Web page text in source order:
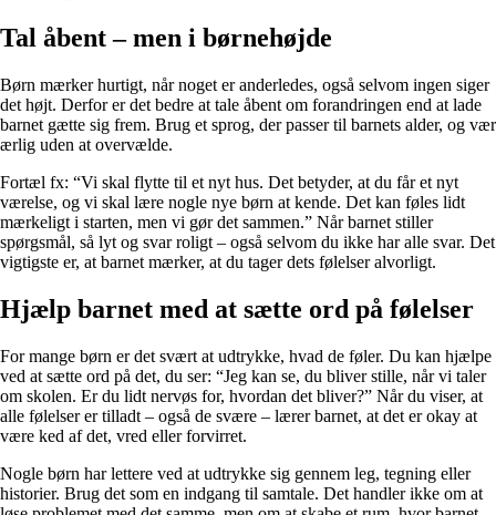
Tal åbent – men i børnehøjde
Børn mærker hurtigt, når noget er anderledes, også selvom ingen siger
det højt. Derfor er det bedre at tale åbent om forandringen end at lade
barnet gætte sig frem. Brug et sprog, der passer til barnets alder, og vær
ærlig uden at overvælde.
Fortæl fx: “Vi skal flytte til et nyt hus. Det betyder, at du får et nyt
værelse, og vi skal lære nogle nye børn at kende. Det kan føles lidt
mærkeligt i starten, men vi gør det sammen.” Når barnet stiller
spørgsmål, så lyt og svar roligt – også selvom du ikke har alle svar. Det
vigtigste er, at barnet mærker, at du tager dets følelser alvorligt.
Hjælp barnet med at sætte ord på følelser
For mange børn er det svært at udtrykke, hvad de føler. Du kan hjælpe
ved at sætte ord på det, du ser: “Jeg kan se, du bliver stille, når vi taler
om skolen. Er du lidt nervøs for, hvordan det bliver?” Når du viser, at
alle følelser er tilladt – også de svære – lærer barnet, at det er okay at
være ked af det, vred eller forvirret.
Nogle børn har lettere ved at udtrykke sig gennem leg, tegning eller
historier. Brug det som en indgang til samtale. Det handler ikke om at